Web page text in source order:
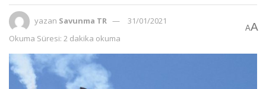
yazan Savunma TR
31/01/2021
Okuma Süresi: 2 dakika okuma
AA